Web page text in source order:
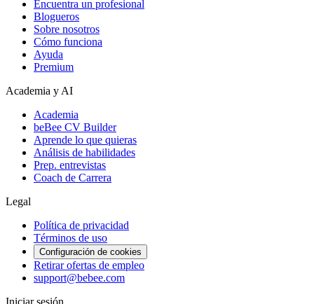
Encuentra un profesional
Blogueros
Sobre nosotros
Cómo funciona
Ayuda
Premium
Academia y AI
Academia
beBee CV Builder
Aprende lo que quieras
Análisis de habilidades
Prep. entrevistas
Coach de Carrera
Legal
Política de privacidad
Términos de uso
Configuración de cookies
Retirar ofertas de empleo
support@bebee.com
Iniciar sesión